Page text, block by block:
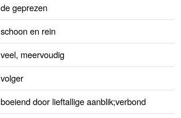
de geprezen
schoon en rein
veel, meervoudig
volger
boeiend door lieftallige aanblik;verbond